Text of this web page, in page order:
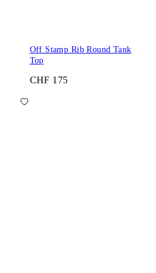
Off Stamp Rib Round Tank
Top
CHF 175